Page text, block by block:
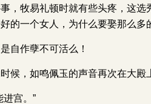
，牧易礼顿时就有些头疼，这
的一个女人，为什么要娶那么多
自作孽不可活么！
候，如鸣佩玉的声音再次在大殿
进宫。”